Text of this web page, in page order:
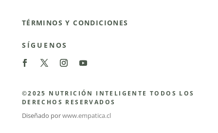
TÉRMINOS Y CONDICIONES
SÍGUENOS
©2025 NUTRICIÓN INTELIGENTE TODOS LOS
DERECHOS RESERVADOS
Diseñado porwww.empatica.cl